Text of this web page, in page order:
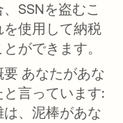
SSNを盗むこ
使用して納税
ができます。
あなたがあな
言っています:
、泥棒があな